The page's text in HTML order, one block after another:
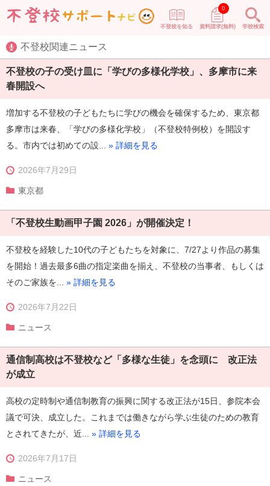
不登校を知る 資料請求(無料)
0
学校検索
不登校関連ニュース
不登校の子の受け皿に「学びの多様化学校」、多摩市に来
春開設へ
増加する不登校の子どもたちに学びの機会を確保するため、東京都
多摩市は来春、「学びの多様化学校」（不登校特例校）を開設す
る。市内では初めての設... » 詳細を見る
2026年7月29日
東京都
「不登校生動画甲子園 2026」が開催決定！
不登校を経験した10代の子どもたちを対象に、7/27より作品の募集
を開始！過去最多6曲の指定楽曲を揃え、不登校の当事者、もしくは
そのご家族を... » 詳細を見る
2026年7月22日
ニュース
通信制高校は不登校など「多様な生徒」を念頭に 改正法
が成立
高校の定時制や通信制教育の振興に関する改正法が15日、参院本会
議で可決、成立した。これまでは働きながら学ぶ生徒のための教育
とされてきたが、近... » 詳細を見る
2026年7月17日
ニュース